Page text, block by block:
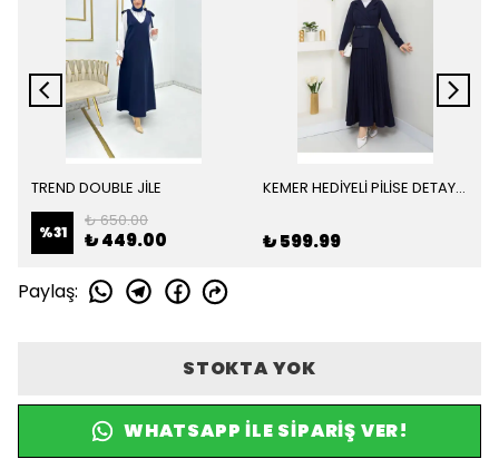
TREND DOUBLE JİLE
%31
₺ 650.00
₺ 449.00
KEMER HEDİYELİ PİLİSE DETAY DOUBLE ELBİSE
₺ 599.99
Paylaş:
STOKTA YOK
WHATSAPP ILE SIPARIŞ VER!